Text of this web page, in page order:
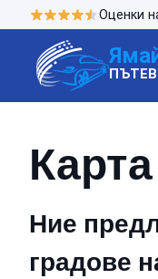
Оценки
Ние
градове